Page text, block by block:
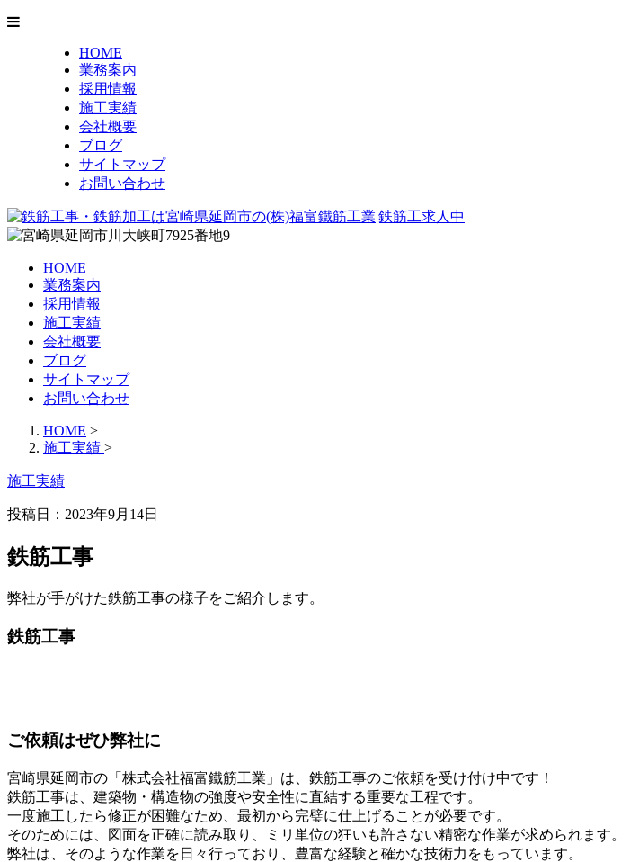
HOME
業務案内
採用情報
施工実績
会社概要
ブログ
サイトマップ
お問い合わせ
HOME
業務案内
採用情報
施工実績
会社概要
ブログ
サイトマップ
お問い合わせ
HOME >
施工実績 >
施工実績
投稿日：2023年9月14日
鉄筋工事
弊社が手がけた鉄筋工事の様子をご紹介します。
鉄筋工事
ご依頼はぜひ弊社に
宮崎県延岡市の「株式会社福富鐵筋工業」は、鉄筋工事のご依頼を受け付け中です！
鉄筋工事は、建築物・構造物の強度や安全性に直結する重要な工程です。
一度施工したら修正が困難なため、最初から完璧に仕上げることが必要です。
そのためには、図面を正確に読み取り、ミリ単位の狂いも許さない精密な作業が求められます。
弊社は、そのような作業を日々行っており、豊富な経験と確かな技術力をもっています。